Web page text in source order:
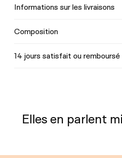
Informations sur les livraisons
Composition
14 jours satisfait ou remboursé
Elles en parlent